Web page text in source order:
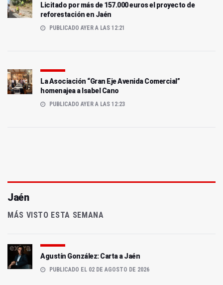
Licitado por más de 157.000 euros el proyecto de
reforestación en Jaén
PUBLICADO AYER A LAS 12:21
La Asociación “Gran Eje Avenida Comercial”
homenajea a Isabel Cano
PUBLICADO AYER A LAS 12:23
Jaén
MÁS VISTO ESTA SEMANA
Agustín González: Carta a Jaén
PUBLICADO EL 02 DE AGOSTO DE 2026